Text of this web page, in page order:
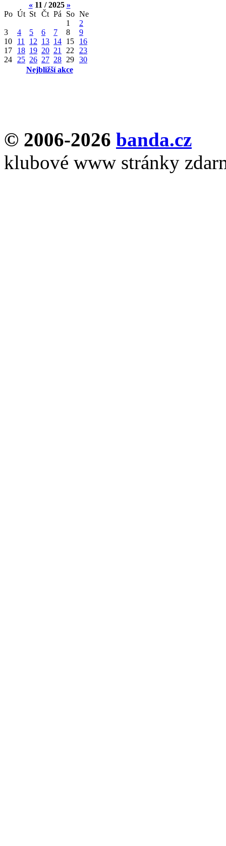
«11 / 2025 »
Po Út St Čt Pá So Ne
1
2
3
4 5 6 7 8
9
10
11 12 13 14 15
16
17
18 19 20 21 22
23
24
25 26 27 28 29 30
Nejbližší akce
© 2006-2026 banda.cz
klubové www stránky